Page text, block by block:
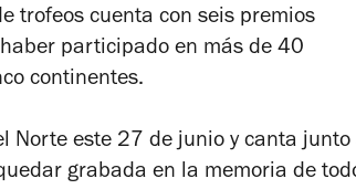
trofeos cuenta con seis premios
haber participado en más de 40
continentes.
Norte este 27 de junio y canta junto
grabada en la memoria de